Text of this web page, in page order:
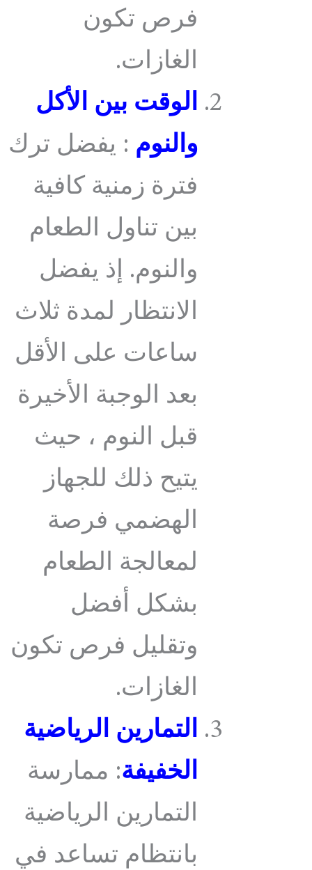
فرص تكون
الغازات.
الوقت بين الأكل
والنوم : يفضل ترك
فترة زمنية كافية
بين تناول الطعام
والنوم. إذ يفضل
الانتظار لمدة ثلاث
ساعات على الأقل
بعد الوجبة الأخيرة
قبل النوم ، حيث
يتيح ذلك للجهاز
الهضمي فرصة
لمعالجة الطعام
بشكل أفضل
وتقليل فرص تكون
الغازات.
التمارين الرياضية
الخفيفة: ممارسة
التمارين الرياضية
بانتظام تساعد في